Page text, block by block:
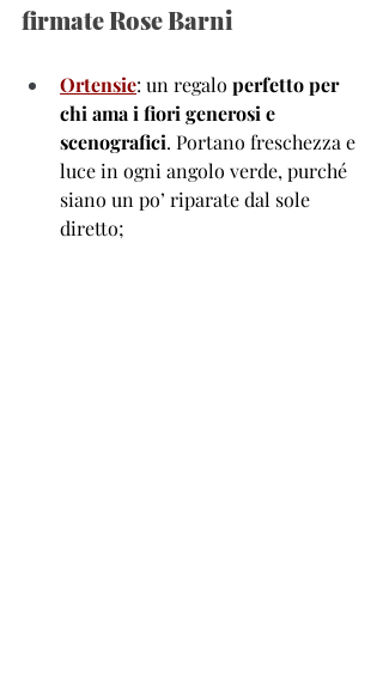
firmate Rose Barni
Ortensie: un regalo perfetto per
chi ama i fiori generosi e
scenografici. Portano freschezza e
luce in ogni angolo verde, purché
siano un po’ riparate dal sole
diretto;